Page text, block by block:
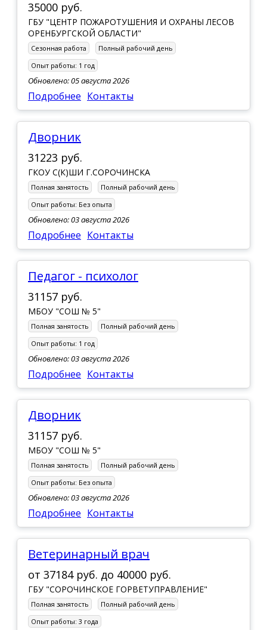
35000 руб.
ГБУ "ЦЕНТР ПОЖАРОТУШЕНИЯ И ОХРАНЫ ЛЕСОВ
ОРЕНБУРГСКОЙ ОБЛАСТИ"
Сезонная работа
Полный рабочий день
Опыт работы: 1 год
Обновлено: 05 августа 2026
Подробнее Контакты
Дворник
31223 руб.
ГКОУ С(К)ШИ Г.СОРОЧИНСКА
Полная занятость
Полный рабочий день
Опыт работы: Без опыта
Обновлено: 03 августа 2026
Подробнее Контакты
Педагог - психолог
31157 руб.
МБОУ "СОШ № 5"
Полная занятость
Полный рабочий день
Опыт работы: 1 год
Обновлено: 03 августа 2026
Подробнее Контакты
Дворник
31157 руб.
МБОУ "СОШ № 5"
Полная занятость
Полный рабочий день
Опыт работы: Без опыта
Обновлено: 03 августа 2026
Подробнее Контакты
Ветеринарный врач
от 37184 руб. до 40000 руб.
ГБУ "СОРОЧИНСКОЕ ГОРВЕТУПРАВЛЕНИЕ"
Полная занятость
Полный рабочий день
Опыт работы: 3 года